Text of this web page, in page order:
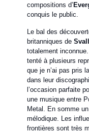
compositions d’
conquis le public.
Le bal des
britanniques de
totalement
tenté à plusieurs
que je n’ai pas pris
dans leur
l’occasion parfaite
une musique entre
Metal. En somme
mélodique. Les
frontières sont très